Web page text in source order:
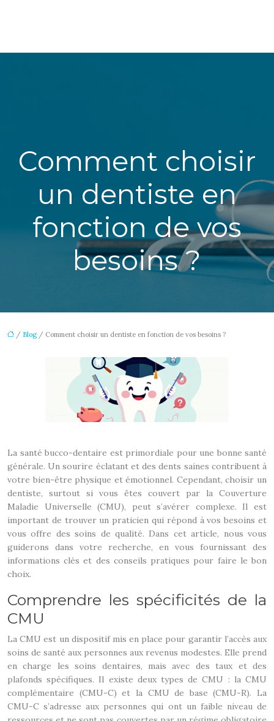
Comment choisir
un dentiste en
fonction de vos
besoins ?
/ Blog/ Comment choisir un dentiste en fonction de vos besoins ?
La santé bucco-dentaire est primordiale pour une bonne santé
générale. Un sourire éclatant et des dents saines contribuent à
votre bien-être physique et émotionnel. Cependant, choisir un
dentiste, surtout si vous êtes couvert par la Couverture
Maladie Universelle (CMU), peut s’avérer complexe. Il est
important de trouver un praticien qui répond à vos besoins et
vous offre des soins de qualité. Dans cet article, nous vous
guiderons dans votre recherche, en vous fournissant des
informations clés et des conseils pratiques pour faire le bon
choix.
Comprendre les spécificités de la
CMU
La CMU est un dispositif mis en place pour garantir l’accès aux
soins de santé aux personnes aux revenus modestes. Elle prend
en charge les soins dentaires, mais avec des taux et des
plafonds spécifiques. Il existe deux types de CMU : la CMU
complémentaire (CMU-C) et la CMU de base (CMU-R). La
CMU-C s’adresse aux personnes qui ont un faible niveau de